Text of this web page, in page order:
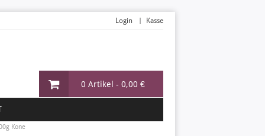
0 Artikel - 0,00 €
Login Kasse
Kone